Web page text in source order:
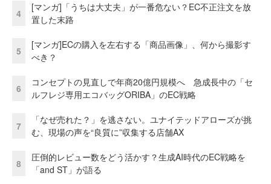
4
[マンガ]「うちは大丈夫」が一番危ない？EC不正注文を放
置した末路
5
[マンガ]ECの購入を左右する「商品画像」、何から撮影す
べき？
6
コンセプトの見直しで年商20億円規模へ 急成長中の「セ
ルフレジ専用エコバッグORIBA」のEC戦略
7
「なぜ売れた？」を逃さない。ユナイテッドアローズが挑
む、現場の声を“良質に”収集する店舗AX
8
圧倒的レビュー数をどう活かす？生成AI時代のEC戦略を
「and ST」が語る